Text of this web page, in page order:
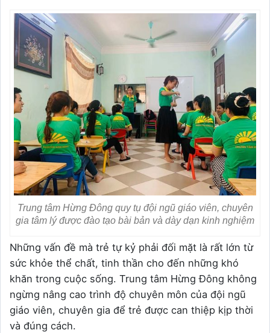
Trung tâm Hừng Đông quy tụ đội ngũ giáo viên, chuyên
gia tâm lý được đào tạo bài bản và dày dạn kinh nghiệm
Những vấn đề mà trẻ tự kỷ phải đối mặt là rất lớn từ
sức khỏe thể chất, tinh thần cho đến những khó
khăn trong cuộc sống. Trung tâm Hừng Đông không
ngừng nâng cao trình độ chuyên môn của đội ngũ
giáo viên, chuyên gia để trẻ được can thiệp kịp thời
và đúng cách.